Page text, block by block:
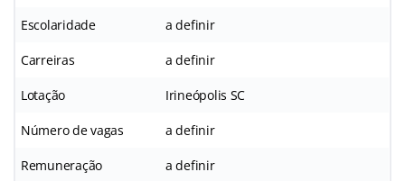
Escolaridade a definir
Carreiras a definir
Lotação Irineópolis SC
Número de vagas a definir
Remuneração a definir